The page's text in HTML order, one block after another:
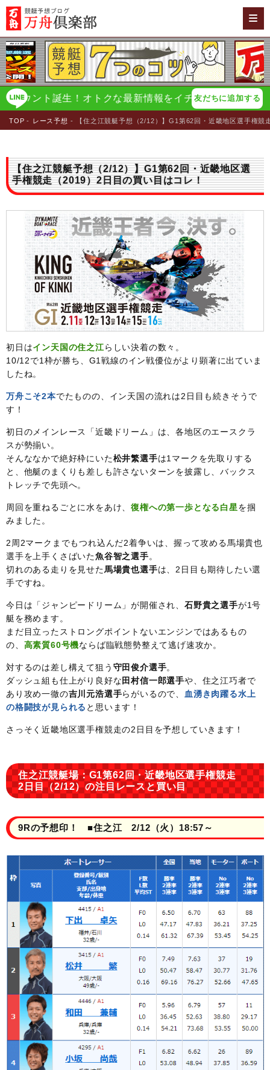
誕生！オトクな最新情報をイチ早く配信！ 万舟倶楽
友だちに追加する
TOP レース予想 【住之江競艇予想（2/12）】G1第62回・近畿地区選手権
【住之江競艇予想（2/12）】G1第62回・近畿地区選
手権競走（2019）2日目の買い目はコレ！
初日はイン天国の住之江らしい決着の数々。
10/12で1枠が勝ち、G1戦線のイン戦優位がより顕著に出ていま
したね。
万舟こそ2本でたものの、イン天国の流れは2日目も続きそうで
す！
初日のメインレース「近畿ドリーム」は、各地区のエースクラ
スが勢揃い。
そんななかで絶好枠にいた松井繁選手は1マークを先取りする
と、他艇のまくりも差しも許さないターンを披露し、バックス
トレッチで先頭へ。
周回を重ねるごとに水をあけ、復権への第一歩となる白星を掴
みました。
2周2マークまでもつれ込んだ2着争いは、握って攻める馬場貴也
選手を上手くさばいた魚谷智之選手。
切れのある走りを見せた馬場貴也選手は、2日目も期待したい選
手ですね。
今日は「ジャンピードリーム」が開催され、 石野貴之選手が1号
艇を務めます。
まだ目立ったストロングポイントないエンジンではあるもの
の、 高素質60号機ならば臨戦態勢整えて逃げ速攻か。
対するのは差し構えて狙う 守田俊介選手。
ダッシュ組も仕上がり良好な田村信一郎選手や、住之江巧者で
あり攻め一徹の吉川元浩選手らがいるので、
血湧き肉躍る水上
の格闘技が見られる と思います！
さっそく近畿地区選手権競走の2日目を予想していきます！
住之江競艇場：G1第62回・近畿地区選手権競走
2日目（2/12）の注目レースと買い目
9Rの予想印！ ■住之江 2/12（火）18:57～